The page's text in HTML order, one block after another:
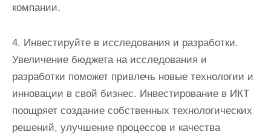
компании.
4. Инвестируйте в исследования и разработки.
Увеличение бюджета на исследования и
разработки поможет привлечь новые технологии и
инновации в свой бизнес. Инвестирование в ИКТ
поощряет создание собственных технологических
решений, улучшение процессов и качества